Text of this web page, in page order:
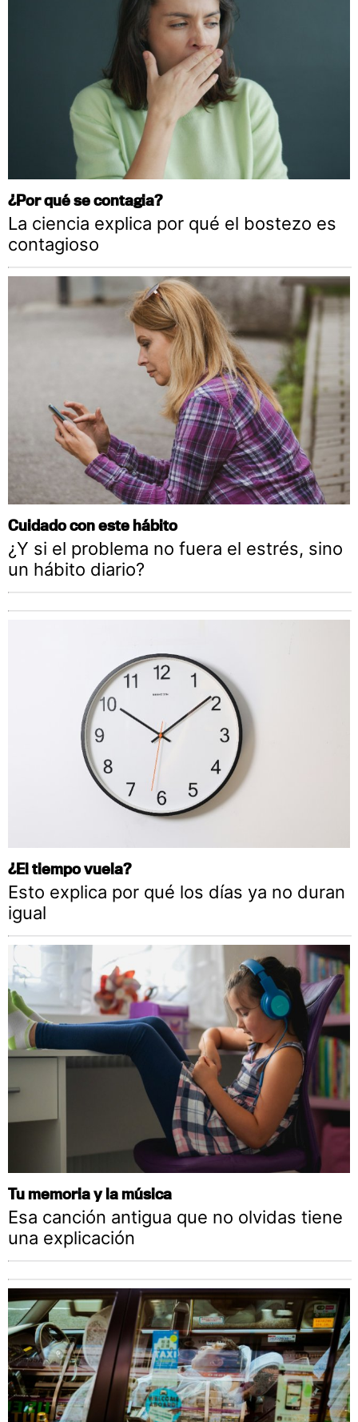
¿Por qué se contagia?
La ciencia explica por qué el bostezo es
contagioso
Cuidado con este hábito
¿Y si el problema no fuera el estrés, sino
un hábito diario?
¿El tiempo vuela?
Esto explica por qué los días ya no duran
igual
Tu memoria y la música
Esa canción antigua que no olvidas tiene
una explicación